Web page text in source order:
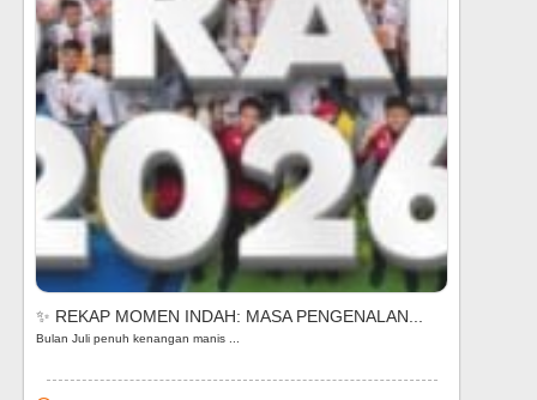
✨ REKAP MOMEN INDAH: MASA PENGENALAN...
Bulan Juli penuh kenangan manis ...